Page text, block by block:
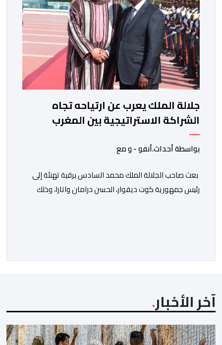
جلالة الملك يعرب عن ارتياحه تجاه
الشراكة الاستراتيجية بين المغرب
والكوت ديفوار
بواسطة أحداث.أنفو - و مع
بعث صاحب الجلالة الملك محمد السادس برقية تهنئة إلى
رئيس جمهورية كوت ديفوار، الحسن درامان واتارا، وذلك
المغربية وجمهورية كوت ديفوار، بحكم […]
آخر الأخبار